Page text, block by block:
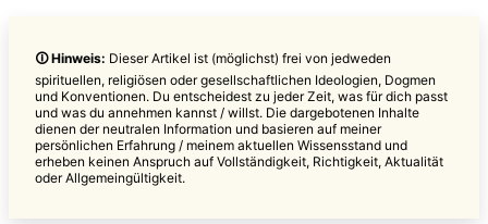
Meine
innere
Wahrheit
🛈Hinweis: Dieser Artikel ist (möglichst) frei von jedweden
spirituellen, religiösen oder gesellschaftlichen Ideologien, Dogmen
und Konventionen. Du entscheidest zu jeder Zeit, was für dich passt
und was du annehmen kannst / willst. Die dargebotenen Inhalte
dienen der neutralen Information und basieren auf meiner
persönlichen Erfahrung / meinem aktuellen Wissensstand und
erheben keinen Anspruch auf Vollständigkeit, Richtigkeit, Aktualität
oder Allgemeingültigkeit.